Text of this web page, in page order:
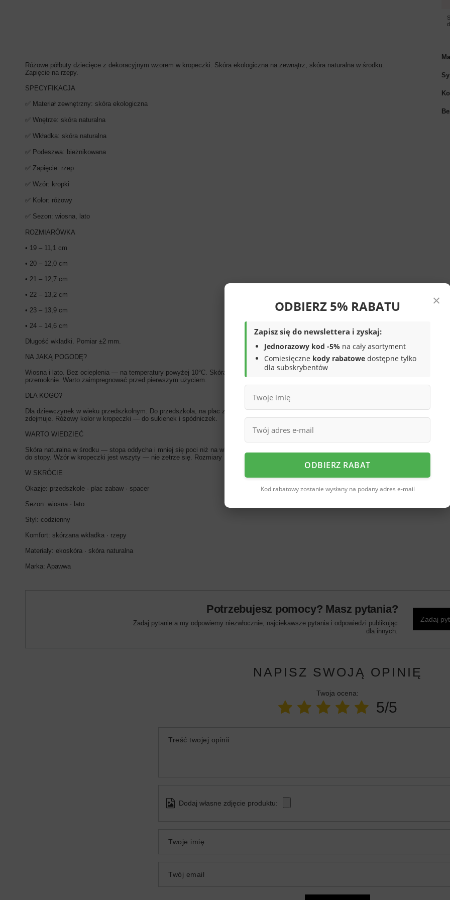
Różowe półbuty dziecięce z dekoracyjnym wzorem w kropeczki. Skóra ekologiczna na zewnątrz, skóra naturalna w środku.
Zapięcie na rzepy.
SPECYFIKACJA
✅ Materiał zewnętrzny: skóra ekologiczna
✅ Wnętrze: skóra naturalna
✅ Wkładka: skóra naturalna
✅ Podeszwa: bieżnikowana
✅ Zapięcie: rzep
✅ Wzór: kropki
✅ Kolor: różowy
✅ Sezon: wiosna, lato
ROZMIARÓWKA
• 19 – 11,1 cm
• 20 – 12,0 cm
• 21 – 12,7 cm
• 22 – 13,2 cm
• 23 – 13,9 cm
• 24 – 14,6 cm
Długość wkładki. Pomiar ±2 mm.
NA JAKĄ POGODĘ?
Wiosna i lato. Bez ocieplenia — na temperatury powyżej 10°C. Skóra ekologiczna chroni przed lekkim deszczem, ale przy ulewie
przemoknie. Warto zaimpregnować przed pierwszym użyciem.
DLA KOGO?
Dla dziewczynek w wieku przedszkolnym. Do przedszkola, na plac zabaw, na spacer. Rzepy — dziecko samo je zakłada i
zdejmuje. Różowy kolor w kropeczki — do sukienek i spódniczek.
WARTO WIEDZIEĆ
Skóra naturalna w środku — stopa oddycha i mniej się poci niż na wkładce tekstylnej. Rzepy pozwalają dopasować szerokość buta
do stopy. Wzór w kropeczki jest wszyty — nie zetrze się. Rozmiary 19-24 to typowe rozmiary dla dzieci w wieku 2-4 lat.
W SKRÓCIE
Okazje: przedszkole · plac zabaw · spacer
Sezon: wiosna · lato
Styl: codzienny
Komfort: skórzana wkładka · rzepy
Materiały: ekoskóra · skóra naturalna
Marka: Apawwa
Potrzebujesz pomocy? Masz pytania?
Zadaj pytanie a my odpowiemy niezwłocznie, najciekawsze pytania i odpowiedzi publikując
dla innych.
Zadaj
NAPISZ SWOJĄ OPINIĘ
Twoja ocena:
5/5
Treść twojej opinii
Dodaj własne zdjęcie produktu:
Twoje imię
Twój email
×
ODBIERZ 5% RABATU
Zapisz się do newslettera i zyskaj:
Jednorazowy kod -5% na cały asortyment
Comiesięczne kody rabatowe dostępne tylko
dla subskrybentów
ODBIERZ RABAT
Kod rabatowy zostanie wysłany na podany adres e-mail